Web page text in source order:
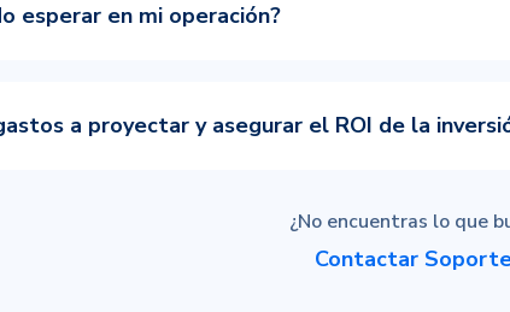
esperar en mi operación?
a proyectar y asegurar el ROI de la
¿No encuentras lo que
Contactar